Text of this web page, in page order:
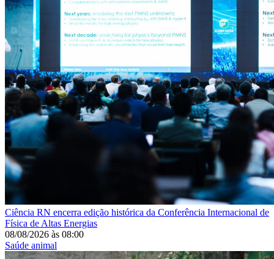
Ciência RN encerra edição histórica da Conferência Internacional de
Física de Altas Energias
08/08/2026 às 08:00
Saúde animal